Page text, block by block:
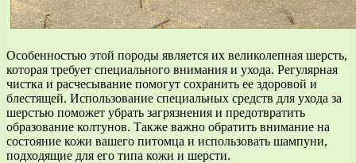
Особенностью этой породы является их великолепная шерсть,
которая требует специального внимания и ухода. Регулярная
чистка и расчесывание помогут сохранить ее здоровой и
блестящей. Использование специальных средств для ухода за
шерстью поможет убрать загрязнения и предотвратить
образование колтунов. Также важно обратить внимание на
состояние кожи вашего питомца и использовать шампуни,
подходящие для его типа кожи и шерсти.